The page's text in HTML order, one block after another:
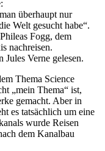
überhaupt nur
Welt gesucht habe“.
Fogg, dem
nachreisen.
Jules Verne gelesen.
Thema Science
„mein Thema“ ist,
gemacht. Aber in
es tatsächlich um eine
wurde Reisen
dem Kanalbau